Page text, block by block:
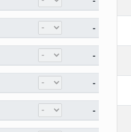
-
-
-
-